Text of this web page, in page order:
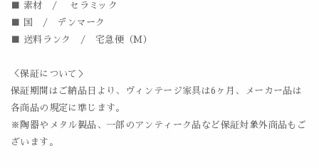
■ 素材 / セラミック
■ 国 / デンマーク
■ 送料ランク / 宅急便（M）
＜保証について＞
保証期間はご納品日より、ヴィンテージ家具は6ヶ月、メーカー品は
各商品の規定に準じます。
※陶器やメタル製品、一部のアンティーク品など保証対象外商品もご
ざいます。